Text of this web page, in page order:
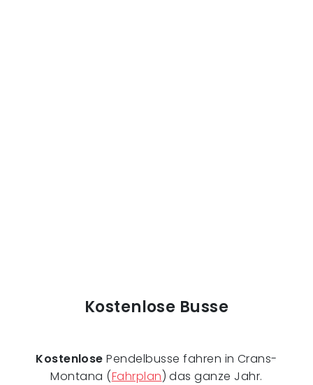
Kostenlose Busse
Kostenlose Pendelbusse fahren in Crans-
Montana (Fahrplan) das ganze Jahr.